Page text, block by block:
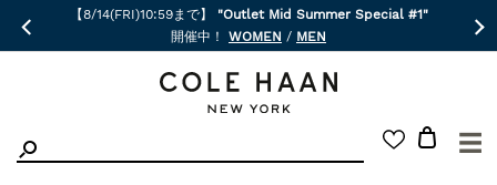
【8/14(FRI)10:59まで】
"Outlet Mid Summer Special #1"
開催中！ WOMEN / MEN
☰